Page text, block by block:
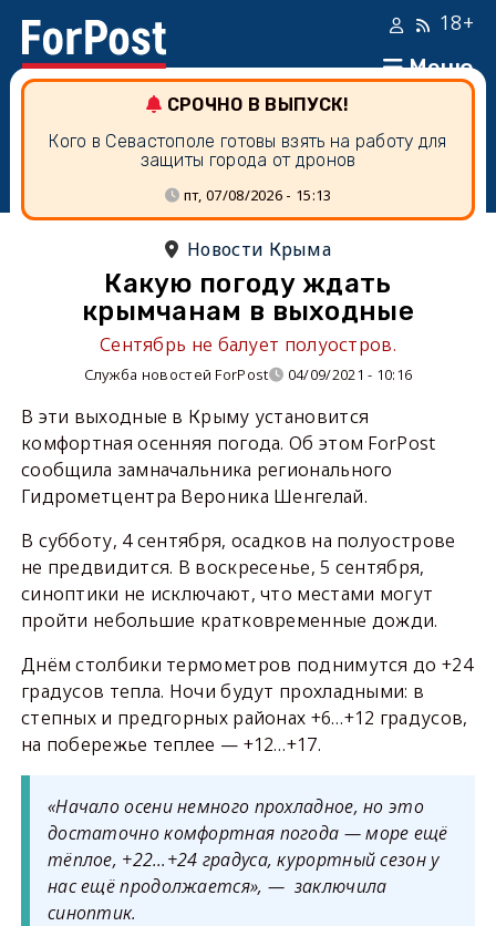
Меню
18+
СРОЧНО В ВЫПУСК!
Кого в Севастополе готовы взять на работу для
защиты города от дронов
пт, 07/08/2026 - 15:13
Новости Крыма
Какую погоду ждать
крымчанам в выходные
Сентябрь не балует полуостров.
Служба новостей ForPost 04/09/2021 - 10:16
В эти выходные в Крыму установится
комфортная осенняя погода. Об этом ForPost
сообщила замначальника регионального
Гидрометцентра Вероника Шенгелай.
В субботу, 4 сентября, осадков на полуострове
не предвидится. В воскресенье, 5 сентября,
синоптики не исключают, что местами могут
пройти небольшие кратковременные дожди.
Днём столбики термометров поднимутся до +24
градусов тепла. Ночи будут прохладными: в
степных и предгорных районах +6…+12 градусов,
на побережье теплее — +12…+17.
«Начало осени немного прохладное, но это
достаточно комфортная погода — море ещё
тёплое, +22…+24 градуса, курортный сезон у
нас ещё продолжается», — заключила
синоптик.